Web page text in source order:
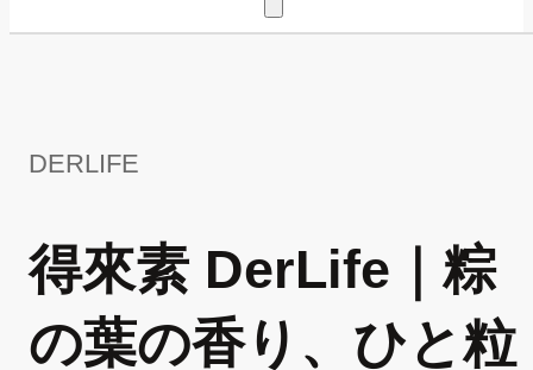
DERLIFE
得來素 DerLife｜粽
の葉の香り、ひと粒